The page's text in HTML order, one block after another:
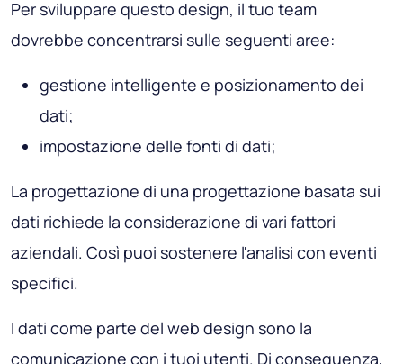
Per sviluppare questo design, il tuo team
dovrebbe concentrarsi sulle seguenti aree:
gestione intelligente e posizionamento dei
dati;
impostazione delle fonti di dati;
La progettazione di una progettazione basata sui
dati richiede la considerazione di vari fattori
aziendali. Così puoi sostenere l'analisi con eventi
specifici.
I dati come parte del web design sono la
comunicazione con i tuoi utenti. Di conseguenza,